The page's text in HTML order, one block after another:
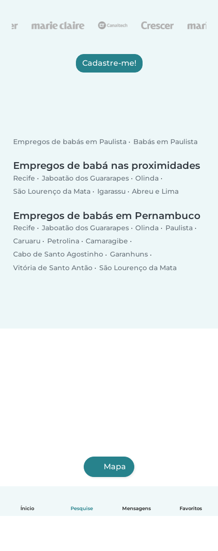
Ínicio Pesquise Mensagens Favoritos
Cadastre-me!
Empregos de babás em Paulista Babás em Paulista
Empregos de babá nas proximidades
Recife Jaboatão dos Guararapes
Olinda
São Lourenço da Mata
Igarassu Abreu e Lima
Empregos de babás em Pernambuco
Recife Jaboatão dos Guararapes Olinda
Paulista
Caruaru
Petrolina
Camaragibe
Cabo de Santo Agostinho
Garanhuns
Vitória de Santo Antão
São Lourenço da Mata
Mapa